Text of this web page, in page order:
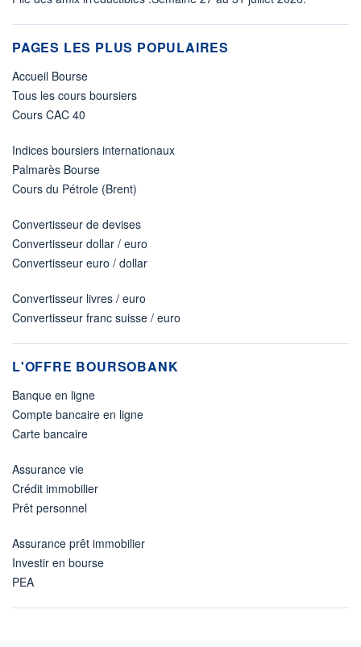
PAGES LES PLUS POPULAIRES
Accueil Bourse
Tous les cours boursiers
Cours CAC 40
Indices boursiers internationaux
Palmarès Bourse
Cours du Pétrole (Brent)
Convertisseur de devises
Convertisseur dollar / euro
Convertisseur euro / dollar
Convertisseur livres / euro
Convertisseur franc suisse / euro
L'OFFRE BOURSOBANK
Banque en ligne
Compte bancaire en ligne
Carte bancaire
Assurance vie
Crédit immobilier
Prêt personnel
Assurance prêt immobilier
Investir en bourse
PEA